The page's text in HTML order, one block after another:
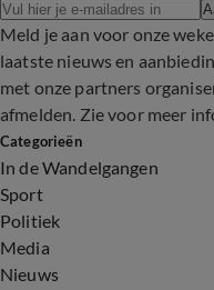
Meld je aan voor onze
laatste nieuws en
met onze partners
afmelden. Zie voor meer
Categorieën
In de Wandelgangen
Sport
Politiek
Media
Nieuws